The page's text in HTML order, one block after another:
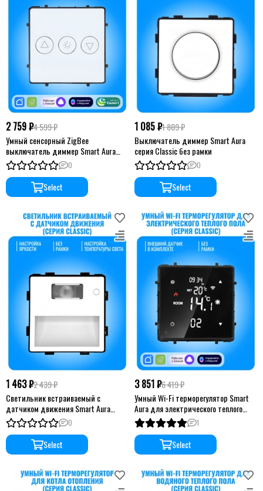
2 759 ₽4 599 ₽
Умный сенсорный ZigBee
выключатель диммер Smart Aura
серия Classic без рамки
0
Select
1 085 ₽1 809 ₽
Выключатель диммер Smart Aura
серия Classic без рамки
0
Select
1 463 ₽2 439 ₽
Светильник встраиваемый с
датчиком движения Smart Aura
серия Classic без рамки
0
Select
3 851 ₽6 419 ₽
Умный Wi-Fi терморегулятор Smart
Aura для электрического теплого
пола серия Classic без рамки
1
Select